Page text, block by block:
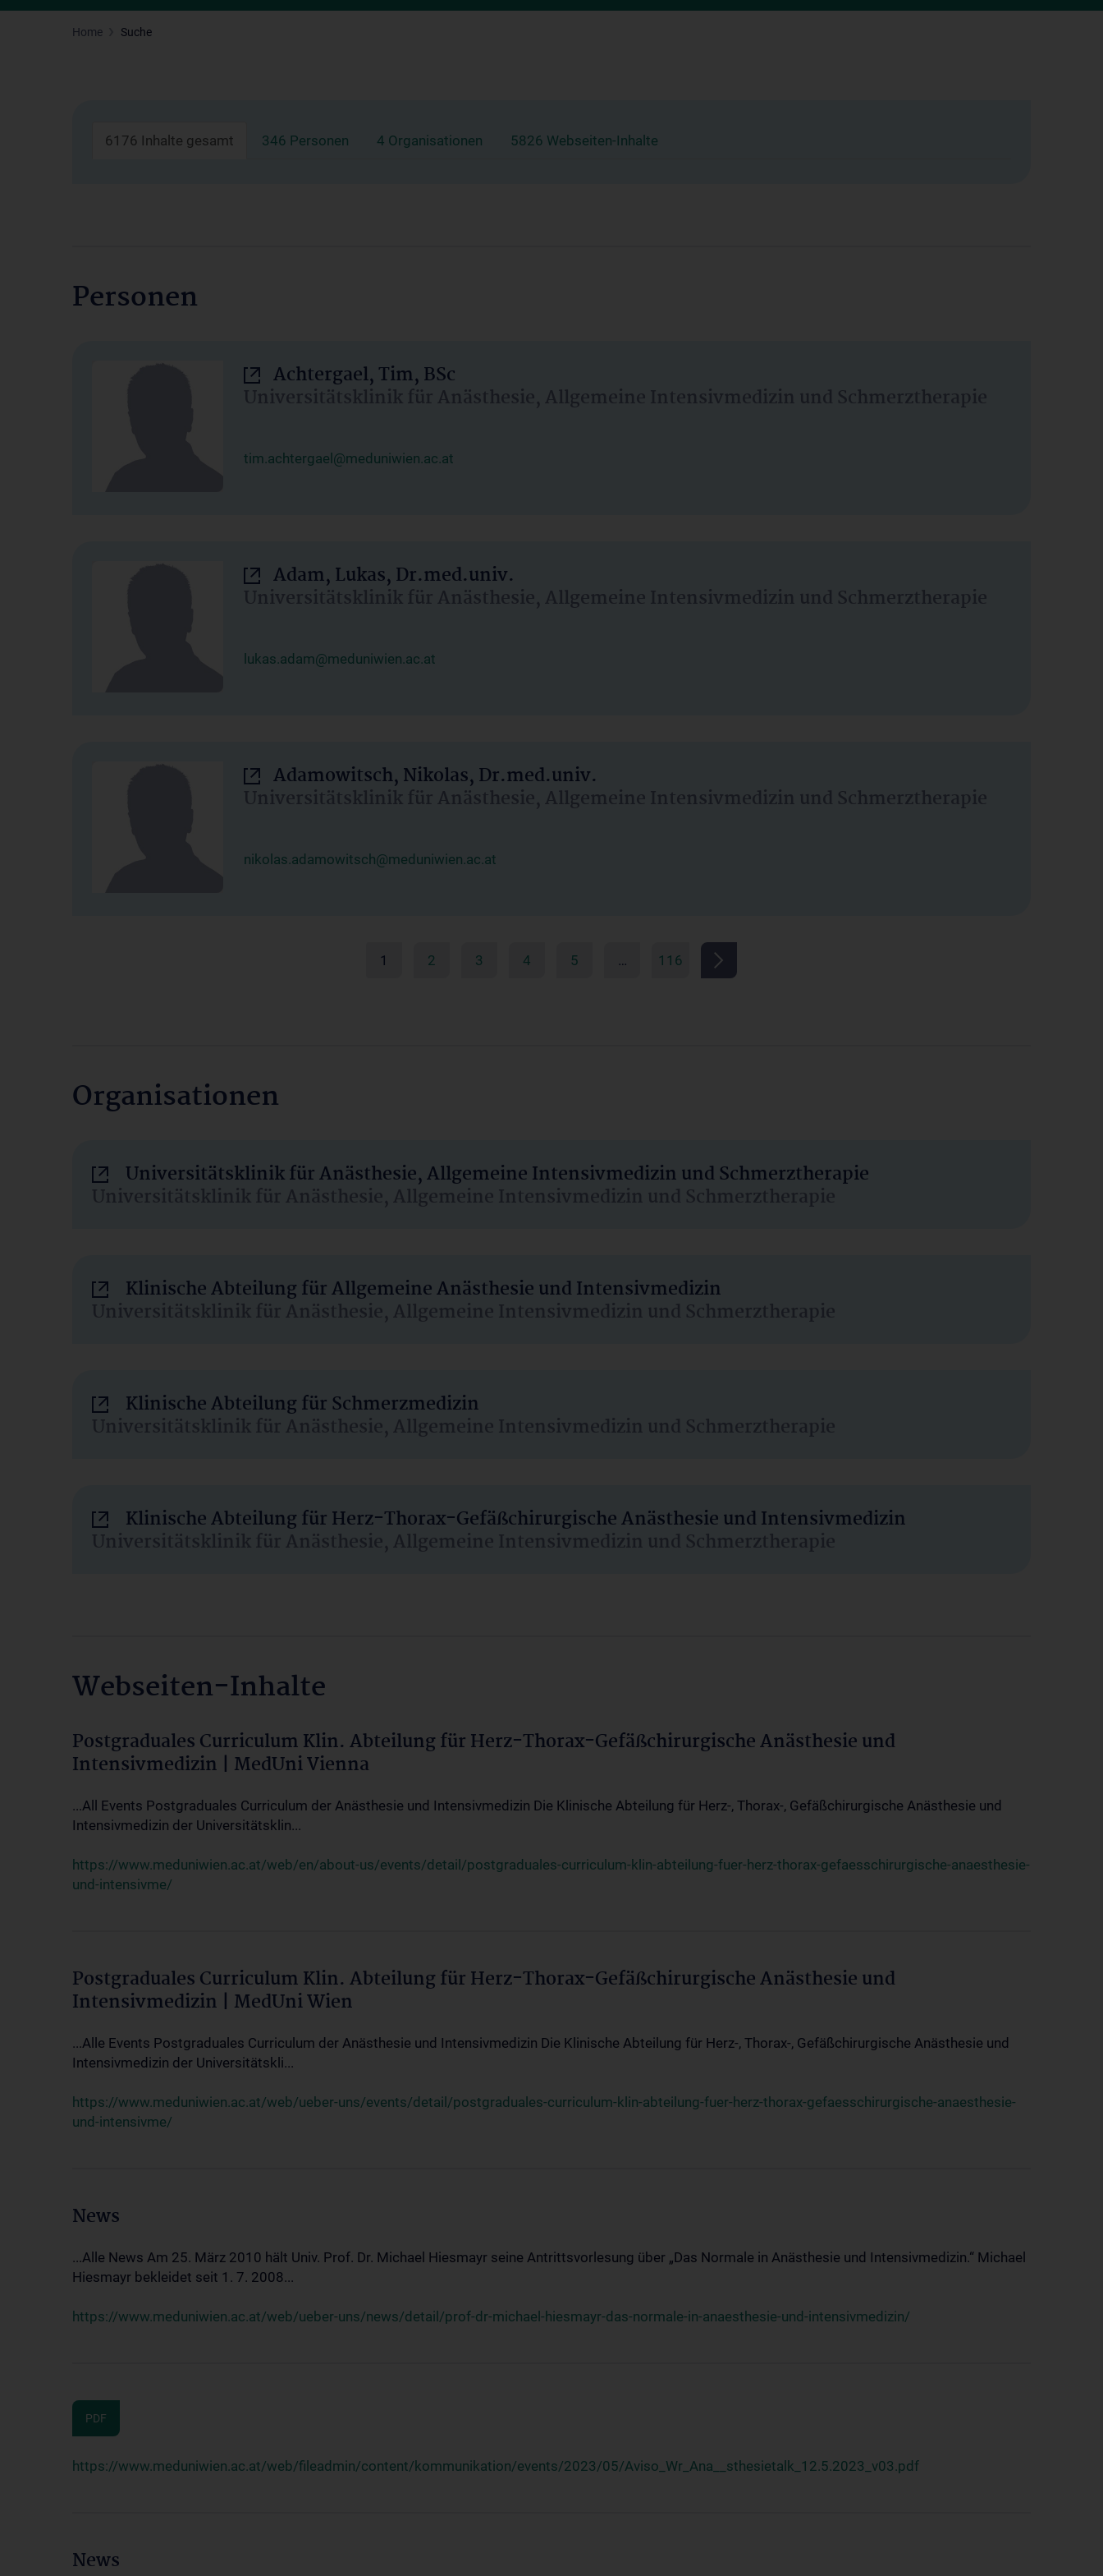
Home Suche
6176 Inhalte gesamt 346 Personen 4 Organisationen 5826 Webseiten-Inhalte
Personen
Achtergael, Tim, BSc
Universitätsklinik für Anästhesie, Allgemeine Intensivmedizin und Schmerztherapie
tim.achtergael@meduniwien.ac.at
Adam, Lukas, Dr.med.univ.
Universitätsklinik für Anästhesie, Allgemeine Intensivmedizin und Schmerztherapie
lukas.adam@meduniwien.ac.at
Adamowitsch, Nikolas, Dr.med.univ.
Universitätsklinik für Anästhesie, Allgemeine Intensivmedizin und Schmerztherapie
nikolas.adamowitsch@meduniwien.ac.at
1 2 3 4 5 … 116
Organisationen
Universitätsklinik für Anästhesie, Allgemeine Intensivmedizin und Schmerztherapie
Universitätsklinik für Anästhesie, Allgemeine Intensivmedizin und Schmerztherapie
Klinische Abteilung für Allgemeine Anästhesie und Intensivmedizin
Universitätsklinik für Anästhesie, Allgemeine Intensivmedizin und Schmerztherapie
Klinische Abteilung für Schmerzmedizin
Universitätsklinik für Anästhesie, Allgemeine Intensivmedizin und Schmerztherapie
Klinische Abteilung für Herz-Thorax-Gefäßchirurgische Anästhesie und Intensivmedizin
Universitätsklinik für Anästhesie, Allgemeine Intensivmedizin und Schmerztherapie
Webseiten-Inhalte
Postgraduales Curriculum Klin. Abteilung für Herz-Thorax-Gefäßchirurgische Anästhesie und
Intensivmedizin | MedUni Vienna
...All Events Postgraduales Curriculum der Anästhesie und Intensivmedizin Die Klinische Abteilung für Herz-, Thorax-, Gefäßchirurgische Anästhesie und
Intensivmedizin der Universitätsklin...
https://www.meduniwien.ac.at/web/en/about-us/events/detail/postgraduales-curriculum-klin-abteilung-fuer-herz-thorax-gefaesschirurgische-anaesthesie-
und-intensivme/
Postgraduales Curriculum Klin. Abteilung für Herz-Thorax-Gefäßchirurgische Anästhesie und
Intensivmedizin | MedUni Wien
...Alle Events Postgraduales Curriculum der Anästhesie und Intensivmedizin Die Klinische Abteilung für Herz-, Thorax-, Gefäßchirurgische Anästhesie und
Intensivmedizin der Universitätskli...
https://www.meduniwien.ac.at/web/ueber-uns/events/detail/postgraduales-curriculum-klin-abteilung-fuer-herz-thorax-gefaesschirurgische-anaesthesie-
und-intensivme/
News
...Alle News Am 25. März 2010 hält Univ. Prof. Dr. Michael Hiesmayr seine Antrittsvorlesung über „Das Normale in Anästhesie und Intensivmedizin.“ Michael
Hiesmayr bekleidet seit 1. 7. 2008...
https://www.meduniwien.ac.at/web/ueber-uns/news/detail/prof-dr-michael-hiesmayr-das-normale-in-anaesthesie-und-intensivmedizin/
PDF
https://www.meduniwien.ac.at/web/fileadmin/content/kommunikation/events/2023/05/Aviso_Wr_Ana__sthesietalk_12.5.2023_v03.pdf
News